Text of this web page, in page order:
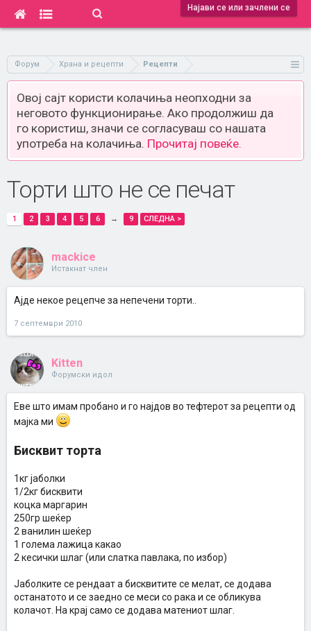
Најави се или зачлени се
Форум Храна и рецепти Рецепти
Овој сајт користи колачиња неопходни за
неговото функционирање. Ако продолжиш да
го користиш, значи се согласуваш со нашата
употреба на колачиња. Прочитај повеќе.
Торти што не се печат
1 2 3 4 5 6 → 9 СЛЕДНА >
mackice
Истакнат член
Ајде некое рецепче за непечени торти..
7 септември 2010
Kitten
Форумски идол
Еве што имам пробано и го најдов во тефтерот за рецепти од
мајка ми
Бисквит торта
1кг јаболки
1/2кг бисквити
коцка маргарин
250гр шеќер
2 ванилин шеќер
1 голема лажица какао
2 кесички шлаг (или слатка павлака, по избор)
Јаболките се рендаат а бисквитите се мелат, се додава
останатото и се заедно се меси со рака и се обликува
колачот. На крај само се додава матениот шлаг.